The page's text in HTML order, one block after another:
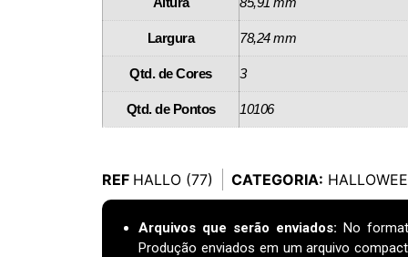
Largura 78,24 mm
Qtd. de Cores 3
Qtd. de Pontos 10106
REF HALLO (77) CATEGORIA:
Arquivos que serão enviados: No
Produção enviados em um arquivo